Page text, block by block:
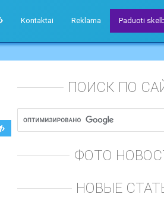
Kontaktai Reklama Paduoti
ПОИСК ПО
ФОТО
НОВЫЕ